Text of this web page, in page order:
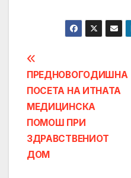
Post
navigation
ПРЕДНОВОГОДИШНА
ПОСЕТА НА ИТНАТА
МЕДИЦИНСКА
ПОМОШ ПРИ
ЗДРАВСТВЕНИОТ
ДОМ